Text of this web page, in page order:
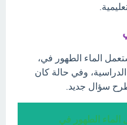
الماء الطهور في،
وفي حالة كان
سؤال جديد.
الماء الطهور في